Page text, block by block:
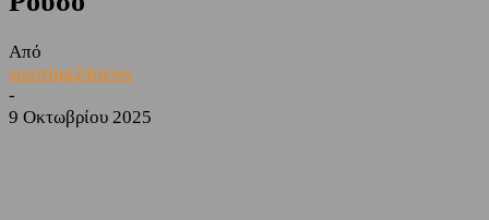
Από
sporting24news
-
9 Οκτωβρίου 2025